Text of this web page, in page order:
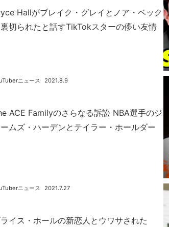
Hallがブレイク・グレイとノア・ベック
切られたと話すTikTokスターの儚い友情
ACE Familyのさらなる訴訟 NBA選手のジ
ムズ・ハーデンとテイラー・ホールダー
2021.8.9
ニュース
イス・ホールの新恋人とウワサされた
2021.7.27
ニュース